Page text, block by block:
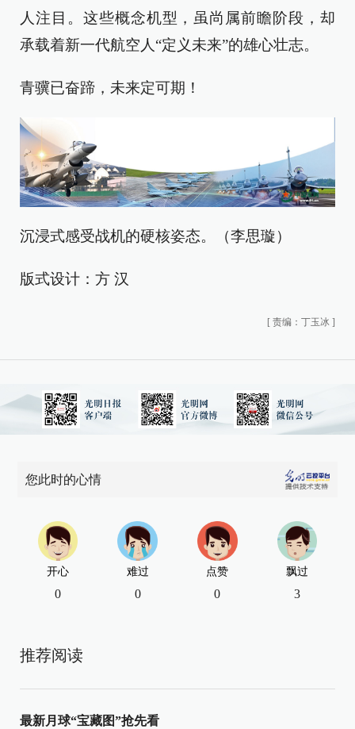
人注目。这些概念机型，虽尚属前瞻阶段，却
承载着新一代航空人“定义未来”的雄心壮志。
青骥已奋蹄，未来定可期！
沉浸式感受战机的硬核姿态。（李思璇）
版式设计：方 汉
[ 责编：丁玉冰 ]
您此时的心情
开心
0
难过
0
点赞
0
飘过
3
推荐阅读
最新月球“宝藏图”抢先看